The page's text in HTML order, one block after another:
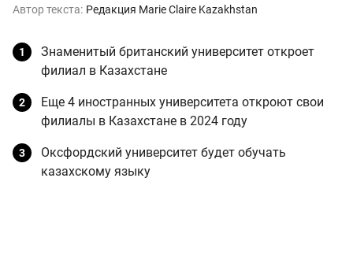
Автор текста: Редакция Marie Claire Kazakhstan
Знаменитый британский университет откроет
филиал в Казахстане
Еще 4 иностранных университета откроют свои
филиалы в Казахстане в 2024 году
Оксфордский университет будет обучать
казахскому языку